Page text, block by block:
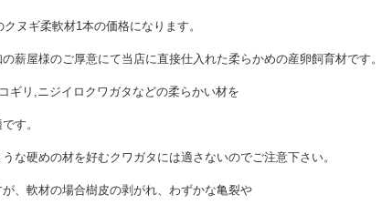
ヌギ柔軟材1本の価格になります。
薪屋様のご厚意にて当店に直接仕入れた柔らかめの産卵飼育材です。
ギリ,ニジイロクワガタなどの柔らかい材を
す。
な硬めの材を好むクワガタには適さないのでご注意下さい。
、軟材の場合樹皮の剥がれ、わずかな亀裂や